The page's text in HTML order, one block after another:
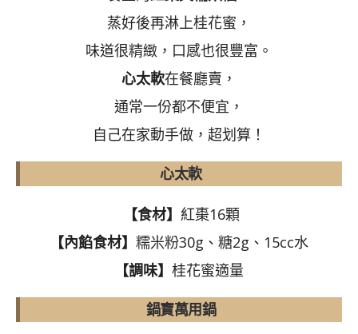
蒸好後再淋上桂花蜜，
味道很精緻，口感也很豐富。
心太軟在餐廳賣，
通常一份都不便宜，
自己在家動手做，超划算！
心太軟
【食材】 紅棗16顆
【內餡食材】 糯米粉30g、糖2g、15cc水
【調味】 桂花蜜適量
鍋寶萬用鍋